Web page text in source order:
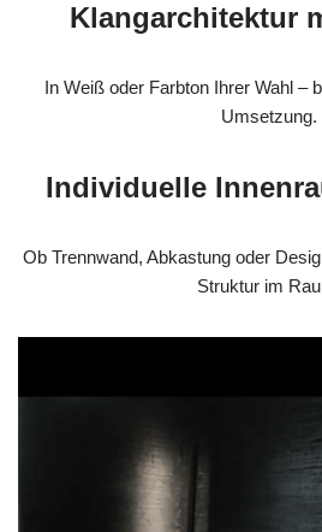
Klangarchitektur
In Weiß oder Farbton Ihrer Wahl –
Umsetzung.
Individuelle
Ob Trennwand, Abkastung oder
Struktur im